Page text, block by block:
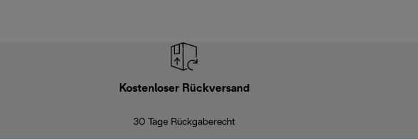
Kostenloser Rückversand
30 Tage Rückgaberecht